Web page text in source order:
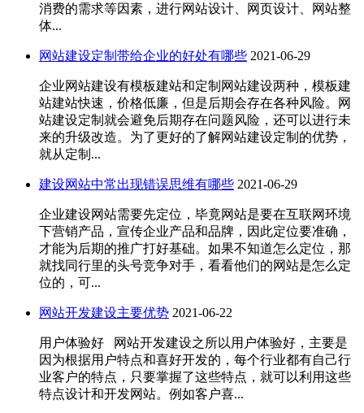
消费的需求等因素，进行网站设计、网页设计、网站整
体...
网站建设定制带给企业的好处有哪些 2021-06-29
企业网站建设有模板建站和定制网站建设两种，模板建
站建站快速，价格低廉，但是后期会存在各种风险。网
站建设定制就会避免后期存在问题风险，还可以进行未
来的升级改造。为了更好的了解网站建设定制的优势，
就从定制...
建设网站中常出现错误思维有哪些 2021-06-29
企业建设网站需要先定位，毕竟网站是要在互联网环境
下营销产品，宣传企业产品和品牌，因此定位要准确，
才能为后期的推广打好基础。如果不知道怎么定位，那
就找同行里的头号竞争对手，看看他们的网站是怎么定
位的，可...
网站开发建设主要优势 2021-06-22
用户体验好 网站开发建设之所以用户体验好，主要是
因为根据用户特点和喜好开发的，每个行业都有自己行
业客户的特点，只要掌握了这些特点，就可以利用这些
特点设计和开发网站。例如客户喜...